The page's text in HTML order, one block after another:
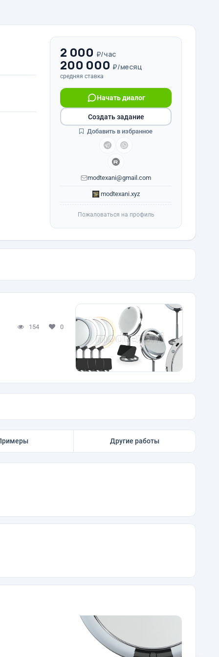
2 000 ₽/час
200 000 ₽/месяц
средняя ставка
Начать диалог
modtexani@gmail.com
modtexani.xyz
Создать задание
Добавить в избранное
Пожаловаться на профиль
154 0
Другие работы